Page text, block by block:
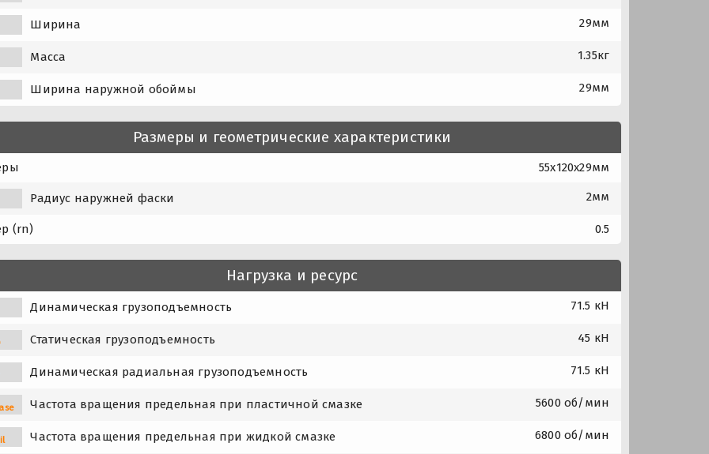
Ширина 29мм
Масса 1.35кг
Ширина наружной обоймы 29мм
Размеры и геометрические характеристики
55x120x29мм
Радиус наружней фаски 2мм
(rn) 0.5
Нагрузка и ресурс
Динамическая грузоподъемность 71.5 кН
Статическая грузоподъемность 45 кН
Динамическая радиальная грузоподъемность 71.5 кН
Частота вращения предельная при пластичной смазке 5600 об/мин
Частота вращения предельная при жидкой смазке 6800 об/мин